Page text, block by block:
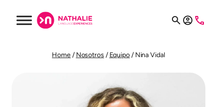
Home/ Nosotros / Equipo/ Nina Vidal